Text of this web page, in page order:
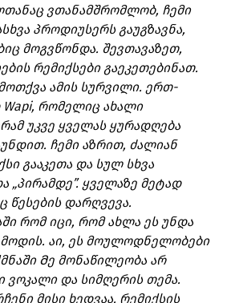
ვთანამშრომლობ, ჩემი
პროდიუსერს გაუგზავნა,
მოგვწონდა. შევთავაზეთ,
რემიქსები გაეკეთებინათ.
ამის სურვილი. ერთ-
რომელიც ახალი
უკვე ყველას ყურადღება
ჩემი აზრით, ძალიან
გააკეთა და სულ სხვა
„პირამდე”. ყველაზე მეტად
წესების დარღვევა.
რომ იცი, რომ ახლა ეს უნდა
აი, ეს მოულოდნელობები
Მე მონაწილეობა არ
ვოკალი და სიმღერის თემა.
მისი ხედვაა. რემიქსის